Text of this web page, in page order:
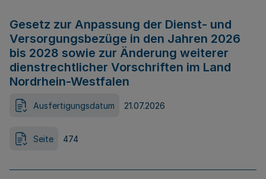
Gesetz zur Anpassung der Dienst- und
Versorgungsbezüge in den Jahren 2026
bis 2028 sowie zur Änderung weiterer
dienstrechtlicher Vorschriften im Land
Nordrhein-Westfalen
Ausfertigungsdatum 21.07.2026
Seite 474